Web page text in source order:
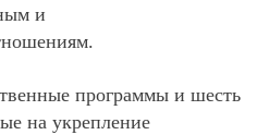
и
программы и шесть
на укрепление